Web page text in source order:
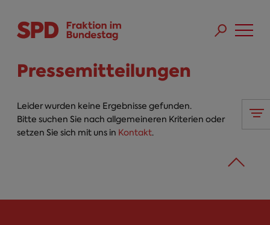
Pressemitteilungen
Leider wurden keine Ergebnisse gefunden.
Bitte suchen Sie nach allgemeineren Kriterien oder
setzen Sie sich mit uns in Kontakt.